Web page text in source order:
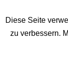
Diese Seite
zu verbessern.